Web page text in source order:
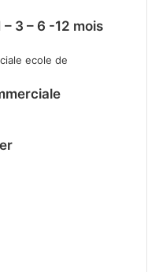
3 – 6 -12 mois